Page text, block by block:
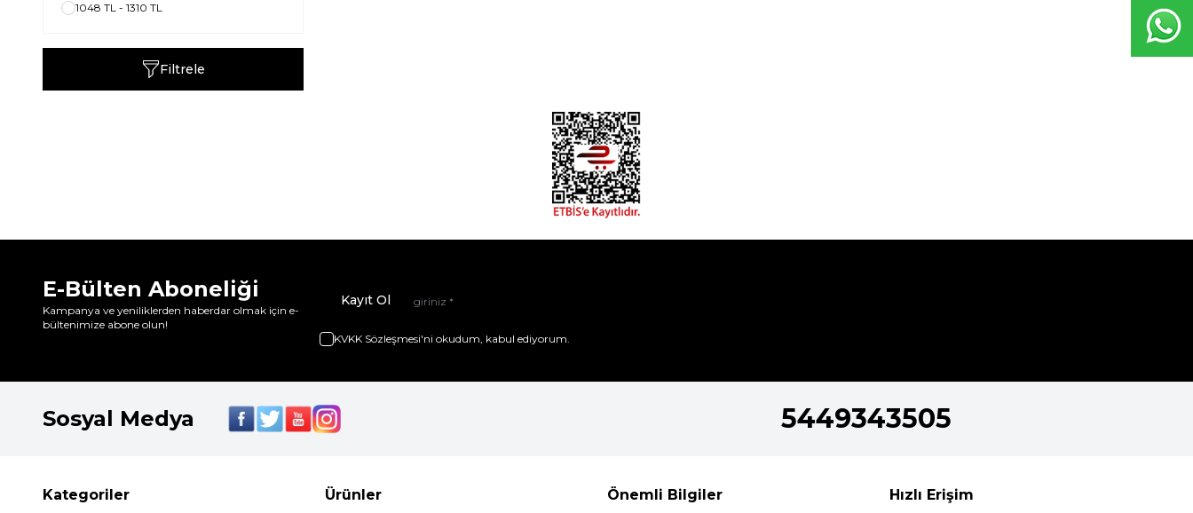
1048 TL - 1310 TL
Filtrele
E-Bülten Aboneliği
Kampanya ve yeniliklerden haberdar olmak için e-
bültenimize abone olun!
Kayıt Ol
KVKK Sözleşmesi'ni okudum, kabul ediyorum.
Sosyal Medya 5449343505
Kategoriler Ürünler Önemli Bilgiler Hızlı Erişim